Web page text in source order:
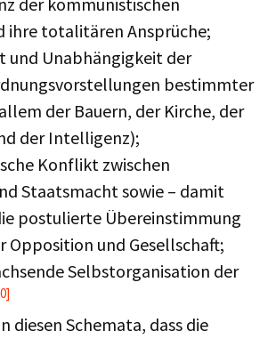
ihre totalitären Ansprüche;
und Unabhängigkeit der
bestimmter
der Bauern, der Kirche, der
der Intelligenz);
Konflikt zwischen
Staatsmacht sowie – damit
postulierte Übereinstimmung
Opposition und Gesellschaft;
Selbstorganisation der
diesen Schemata, dass die